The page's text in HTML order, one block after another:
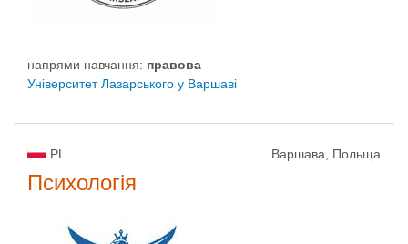
напрями навчання: правовa
Університет Лазарського у Варшаві
PL Варшава, Польща
Психологія